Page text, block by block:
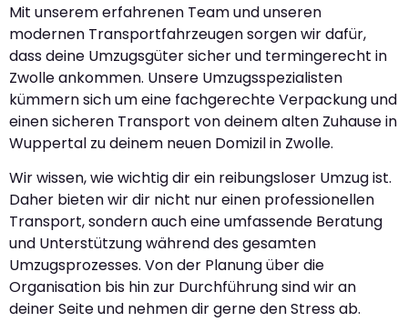
Mit unserem erfahrenen Team und unseren
modernen Transportfahrzeugen sorgen wir dafür,
dass deine Umzugsgüter sicher und termingerecht in
Zwolle ankommen. Unsere Umzugsspezialisten
kümmern sich um eine fachgerechte Verpackung und
einen sicheren Transport von deinem alten Zuhause in
Wuppertal zu deinem neuen Domizil in Zwolle.
Wir wissen, wie wichtig dir ein reibungsloser Umzug ist.
Daher bieten wir dir nicht nur einen professionellen
Transport, sondern auch eine umfassende Beratung
und Unterstützung während des gesamten
Umzugsprozesses. Von der Planung über die
Organisation bis hin zur Durchführung sind wir an
deiner Seite und nehmen dir gerne den Stress ab.